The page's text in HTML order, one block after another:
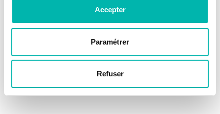
Accepter
Paramétrer
Refuser